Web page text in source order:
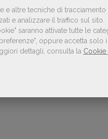
e altre tecniche di
e analizzare il traffico sul sito.
saranno attivate tutte le
oppure accetta
dettagli, consulta la Cookie